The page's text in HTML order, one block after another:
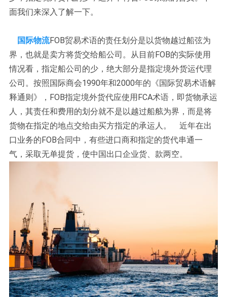
面我们来深入了解一下。
国际物流FOB贸易术语的责任划分是以货物越过船弦为
界，也就是卖方将货交给船公司。从目前FOB的实际使用
情况看，指定船公司的少，绝大部分是指定境外货运代理
公司。按照国际商会1990年和2000年的《国际贸易术语解
释通则》，FOB指定境外货代应使用FCA术语，即货物承运
人，其责任和费用的划分就不是以越过船舷为界，而是将
货物在指定的地点交给由买方指定的承运人。 近年在出
口业务的FOB合同中，有些进口商和指定的货代串通一
气，采取无单提货，使中国出口企业货、款两空。